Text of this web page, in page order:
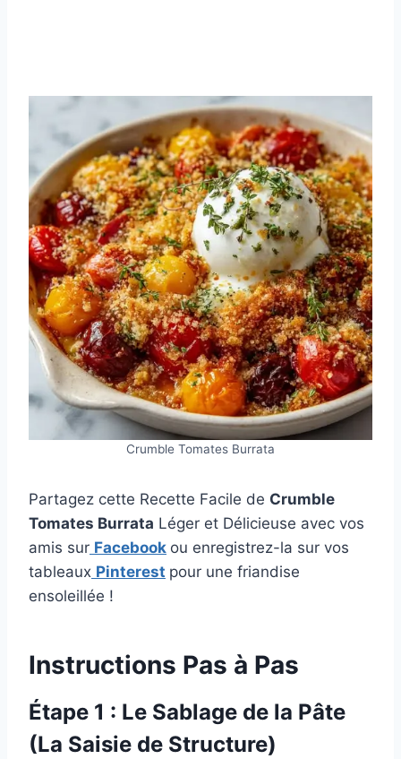
Crumble Tomates Burrata
Partagez cette Recette Facile de Crumble
Tomates Burrata Léger et Délicieuse avec vos
amis sur Facebook ou enregistrez-la sur vos
tableaux Pinterest pour une friandise
ensoleillée !
Instructions Pas à Pas
Étape 1 : Le Sablage de la Pâte
(La Saisie de Structure)